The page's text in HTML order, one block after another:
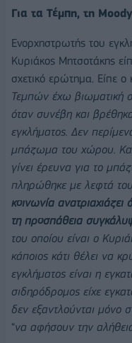
Για τα Τέμπη, τη
Ενορχηστρωτής του
Κυριάκος Μητσοτάκης
σχετικό ερώτημα. Είπε ο
Τεμπών έχω βιωματική
όταν συνέβη και
εγκλήματος. Δεν
μπάζωμα του χώρου.
γίνει έρευνα για το
πληρώθηκε με λεφτά
κοινωνία
τη προσπάθεια
του οποίου είναι ο
κάποιος κάτι θέλει να
εγκλήματος είναι η
σιδηρόδρομος είχε
δεν εξαντλούνται μόνο
“να αφήσουν την